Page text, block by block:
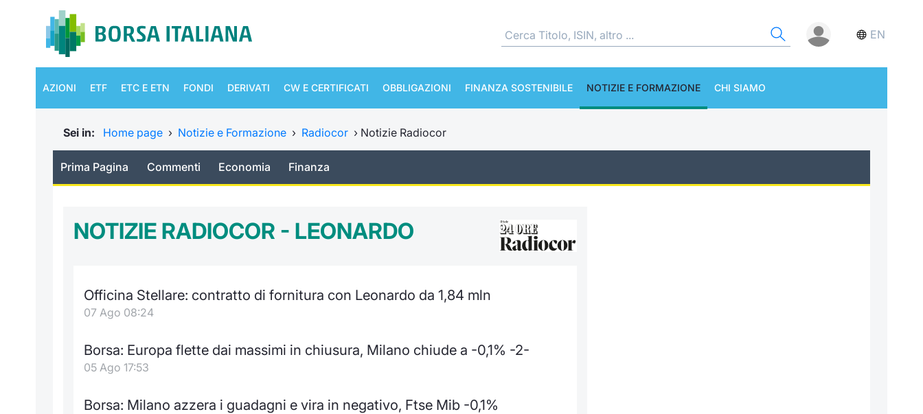
EN
AZIONI ETF ETC E ETN FONDI DERIVATI CW E CERTIFICATI OBBLIGAZIONI FINANZA SOSTENIBILE NOTIZIE E FORMAZIONE CHI SIAMO
Sei in: Home page › Notizie e Formazione › Radiocor › Notizie Radiocor
Prima Pagina Commenti Economia Finanza
NOTIZIE RADIOCOR - LEONARDO
Officina Stellare: contratto di fornitura con Leonardo da 1,84 mln
07 Ago 08:24
Borsa: Europa flette dai massimi in chiusura, Milano chiude a -0,1% -2-
05 Ago 17:53
Borsa: Milano azzera i guadagni e vira in negativo, Ftse Mib -0,1%